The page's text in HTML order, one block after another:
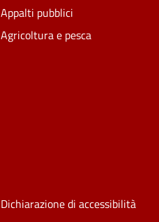
Appalti pubblici
Agricoltura e pesca
Dichiarazione di accessibilità